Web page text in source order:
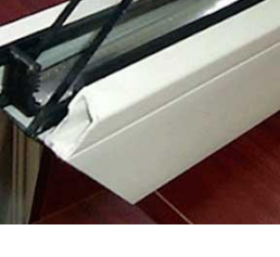
Работаем по
регионам
Рошаль Рузф Сергиев Посад
Солнечногорск
Ступино
Талдом
Химки
Черноголовка
Чехов
Электрогорск Электросталь
Электроугли Яхрома Андреево
Даю согласие на обработку